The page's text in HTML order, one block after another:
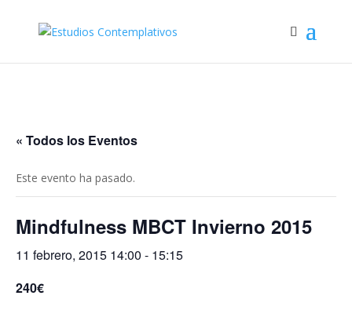
« Todos los Eventos
Este evento ha pasado.
Mindfulness MBCT Invierno 2015
11 febrero, 2015 14:00 - 15:15
240€